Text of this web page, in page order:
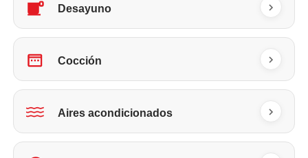
Desayuno
Cocción
Aires acondicionados